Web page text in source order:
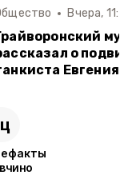
Вчера,
о
Евгения